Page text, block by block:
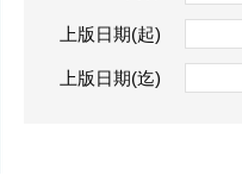
上版日期(起)
上版日期(迄)